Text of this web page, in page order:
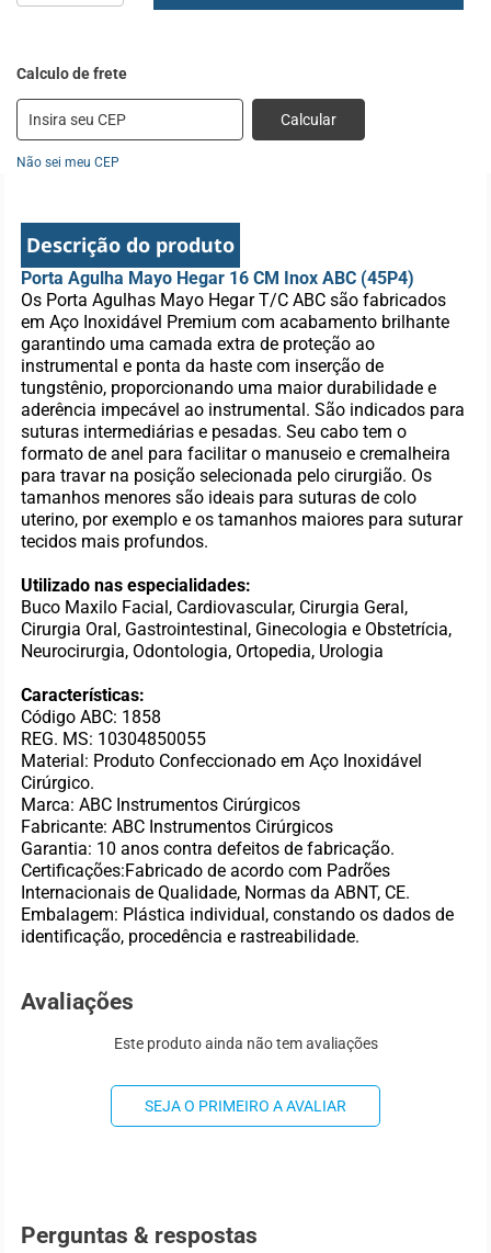
Calcular
Não sei meu CEP
Descrição do produto
Porta Agulha Mayo Hegar 16 CM Inox ABC (45P4)
Os Porta Agulhas Mayo Hegar T/C ABC são fabricados
em Aço Inoxidável Premium com acabamento brilhante
garantindo uma camada extra de proteção ao
instrumental e ponta da haste com inserção de
tungstênio, proporcionando uma maior durabilidade e
aderência impecável ao instrumental. São indicados para
suturas intermediárias e pesadas. Seu cabo tem o
formato de anel para facilitar o manuseio e cremalheira
para travar na posição selecionada pelo cirurgião. Os
tamanhos menores são ideais para suturas de colo
uterino, por exemplo e os tamanhos maiores para suturar
tecidos mais profundos.
Utilizado nas especialidades:
Buco Maxilo Facial, Cardiovascular, Cirurgia Geral,
Cirurgia Oral, Gastrointestinal, Ginecologia e Obstetrícia,
Neurocirurgia, Odontologia, Ortopedia, Urologia
Características:
Código ABC: 1858
REG. MS: 10304850055
Material: Produto Confeccionado em Aço Inoxidável
Cirúrgico.
Marca: ABC Instrumentos Cirúrgicos
Fabricante: ABC Instrumentos Cirúrgicos
Garantia: 10 anos contra defeitos de fabricação.
Certificações:Fabricado de acordo com Padrões
Internacionais de Qualidade, Normas da ABNT, CE.
Embalagem: Plástica individual, constando os dados de
identificação, procedência e rastreabilidade.
Avaliações
Este produto ainda não tem avaliações
SEJA O PRIMEIRO A AVALIAR
Perguntas & respostas